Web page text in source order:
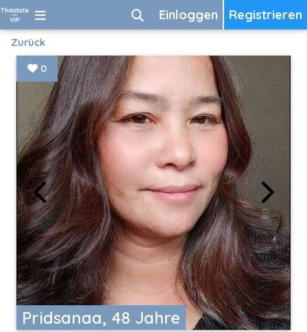
Registrieren
Einloggen
Zurück
Pridsanaa, 48 Jahre
0